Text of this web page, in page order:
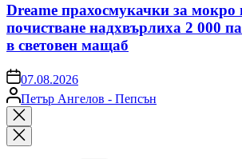
Dreame прахосмукачки за мокро
почистване надхвърлиха 2 000
в световен мащаб
on07.08.2026
Posted
by
Петър Ангелов - Пепсън
Close
search